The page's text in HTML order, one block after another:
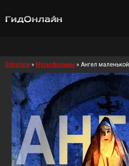
Gidonline » Мультфильмы » Ангел